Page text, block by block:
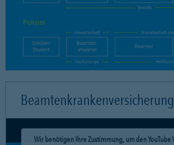
Beamtenkrankenversicherung
Wir benötigen Ihre Zustimmung, um den YouTube